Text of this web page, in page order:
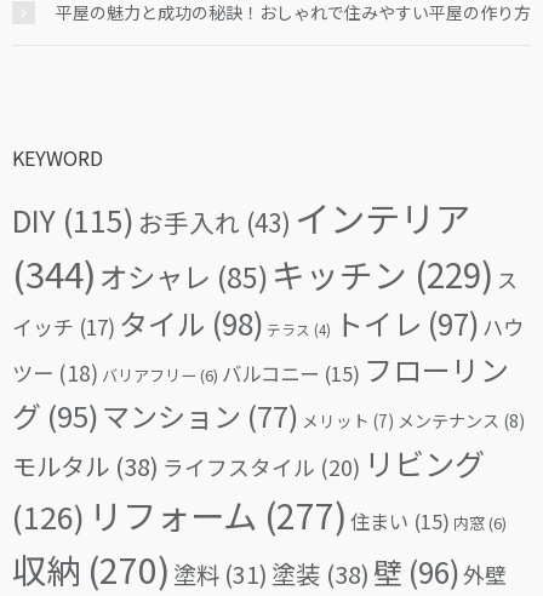
平屋の魅力と成功の秘訣！おしゃれで住みやすい平屋の作り方
KEYWORD
DIY (115) お手入れ (43) インテリア
(344) オシャレ (85) キッチン (229) ス
イッチ (17) タイル (98) テラス (4) トイレ (97) ハウ
ツー (18) バリアフリー (6) バルコニー (15) フローリン
グ (95)マンション (77) メリット (7) メンテナンス (8)
モルタル (38) ライフスタイル (20) リビング
(126) リフォーム (277) 住まい (15) 内窓(6)
収納 (270) 塗料 (31) 塗装 (38) 壁 (96)外壁